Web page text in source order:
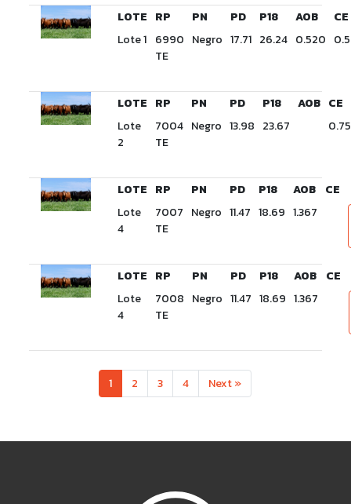
LOTE RP PN PD P18 AOB
CE
Lote 1 6990
TE
Negro 17.71 26.24 0.520
LOTE RP PN PD P18 AOB CE
Lote
2
7004
TE
Negro 13.98 23.67 0.75
LOTE RP PN PD P18 AOB
CE
Lote
4
7007
TE
Negro 11.47 18.69 1.367
LOTE RP PN PD P18 AOB
CE
Lote
4
7008
TE
Negro 11.47 18.69 1.367
1 2 3 4 Next »